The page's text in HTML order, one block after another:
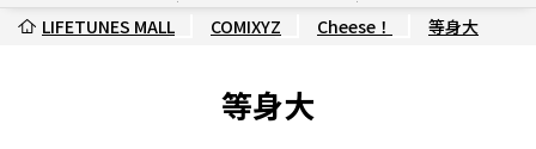
LIFETUNES MALL
COMIXYZ Cheese！ 等身大
等身大